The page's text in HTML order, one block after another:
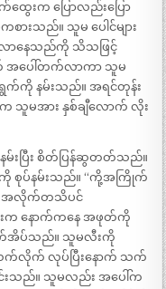
ထွေးက ပြောလည်းပြော
းသည်။ သူမ ပေါင်များ
နေသည်ကို သိသဖြင့်
က် အပေါ်တက်လာကာ သူမ
က်ကို နမ်းသည်။ အရင်တုန်း
မအား နှစ်ချီလောက် လိုး
းပြီး စိတ်ပြန်ဆွတတ်သည်။
စုပ်နမ်းသည်။ “ကို့အကြိုက်
ရီက အလိုက်တသိပင်
နောက်ကနေ အဖုတ်ကို
အိပ်သည်။ သူမလီးကို
လိုက် လုပ်ပြီးနောက် သက်
းသည်။ သူမလည်း အပေါ်က